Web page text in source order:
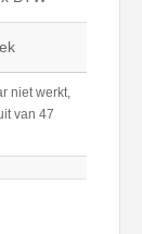
niet werkt,
van 47